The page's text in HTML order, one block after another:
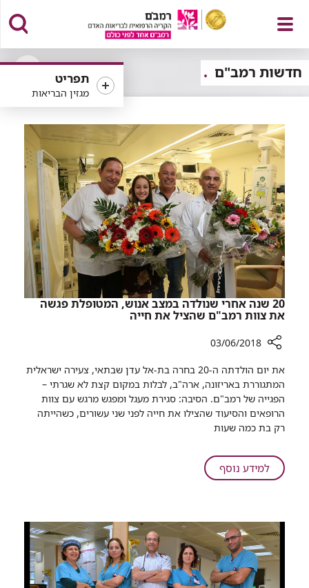
פתח
תפריט
תפריט
מגזין הבריאות
חדשות רמב"ם
של
רכיב
סינון
20 שנה אחרי שנולדה במצב אנוש, המטופלת פגשה
את צוות רמב"ם שהציל את חייה
שיתוף
שנה
אחרי
שנולדה
אנוש,
המטופלת
צוות
רמב"ם
שהציל
03/06/2018
את יום הולדתה ה-20 בחרה בת-אל עדן שבתאי, צעירה ישראלית
המתגוררת באריזונה, ארה"ב, לבלות במקום קצת לא שגרתי –
הפגייה של רמב"ם. הסיבה: סגירת מעגל ומפגש מרגש עם צוות
הרופאים והסיעוד שהצילו את חייה לפני שני עשורים, כשהייתה
רק בת כמה שעות
למידע נוסףעל
20
במצב
אנוש,
המטופלת